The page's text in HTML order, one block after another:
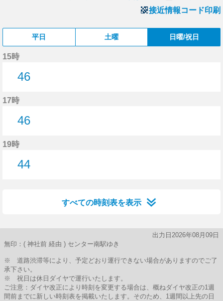
接近情報コード印刷
平日 土曜 日曜/祝日
15時
46
17時
46
19時
44
すべての時刻表を表示
出力日2026年08月09日
無印：( 神社前 経由 ) センター南駅ゆき
※ 道路渋滞等により、予定どおり運行できない場合がありますのでご了
承下さい。
※ 祝日は休日ダイヤで運行いたします。
ご注意：ダイヤ改正により時刻を変更する場合は、概ねダイヤ改正の1週
間前までに新しい時刻表を掲載いたします。そのため、1週間以上先の日